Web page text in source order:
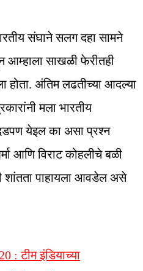
संघाने सलग दहा सामने
आम्हाला साखळी फेरीतही
होता. अंतिम लढतीच्या आदल्या
मला भारतीय
येइल का असा प्रश्‍न
आणि विराट कोहलीचे बळी
शांतता पाहायला आवडेल असे
: टीम इंडियाच्या